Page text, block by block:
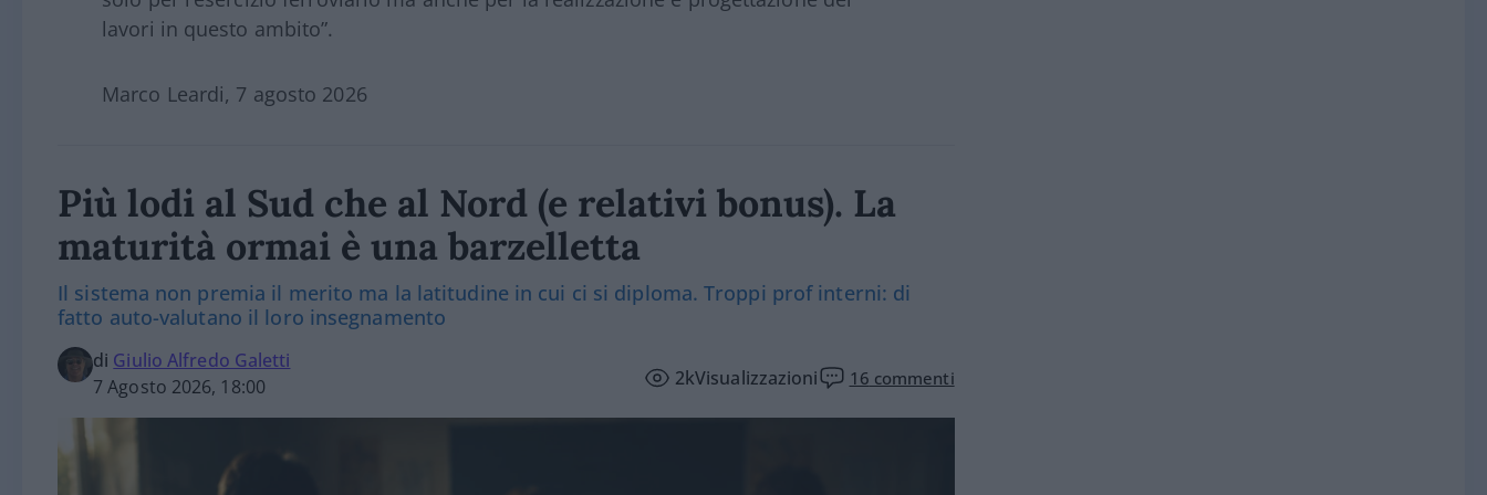
lavori in questo ambito”.
Marco Leardi, 7 agosto 2026
Più lodi al Sud che al Nord (e relativi bonus). La
maturità ormai è una barzelletta
Il sistema non premia il merito ma la latitudine in cui ci si diploma. Troppi prof interni: di
fatto auto-valutano il loro insegnamento
di Giulio Alfredo Galetti
7 Agosto 2026, 18:00
2kVisualizzazioni 16 commenti